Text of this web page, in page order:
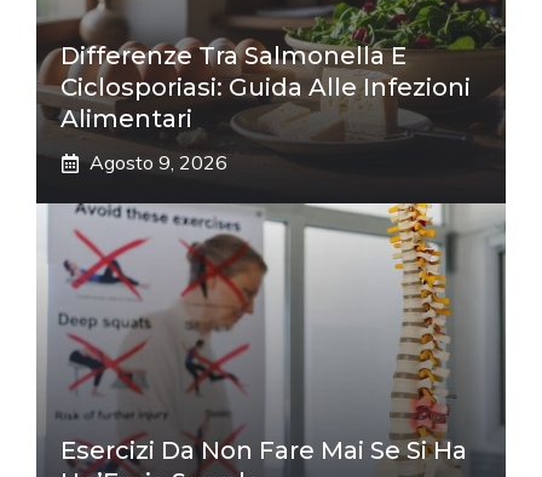
Differenze Tra Salmonella E
Ciclosporiasi: Guida Alle Infezioni
Alimentari
Agosto 9, 2026
Esercizi Da Non Fare Mai Se Si Ha